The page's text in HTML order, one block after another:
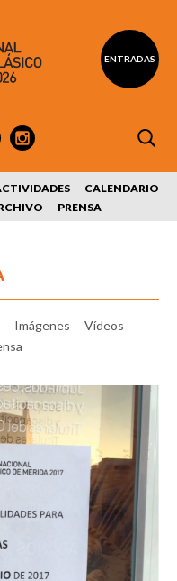
ENTRADAS
CALENDARIO
PRENSA
Imágenes
Vídeos